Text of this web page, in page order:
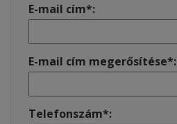
E-mail cím*:
E-mail cím megerősítése*:
Telefonszám*: